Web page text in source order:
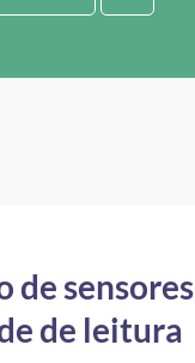
de sensores
de leitura